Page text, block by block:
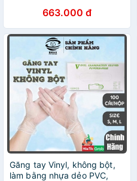
663.000 đ
Găng tay Vinyl, không bột,
làm bằng nhựa dẻo PVC,